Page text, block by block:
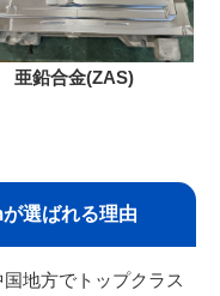
亜鉛合金(ZAS)
選ばれる理由
地方でトップクラス